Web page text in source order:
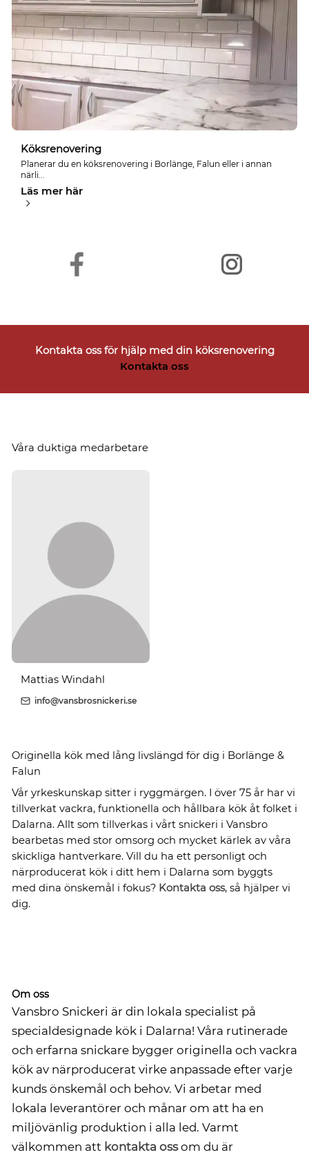
Köksrenovering
Planerar du en köksrenovering i Borlänge, Falun eller i annan
närli...
Läs mer här
Kontakta oss för hjälp med din köksrenovering
Kontakta oss
Våra duktiga medarbetare
Mattias Windahl
info@vansbrosnickeri.se
Originella kök med lång livslängd för dig i Borlänge &
Falun
Vår yrkeskunskap sitter i ryggmärgen. I över 75 år har vi
tillverkat vackra, funktionella och hållbara kök åt folket i
Dalarna. Allt som tillverkas i vårt snickeri i Vansbro
bearbetas med stor omsorg och mycket kärlek av våra
skickliga hantverkare. Vill du ha ett personligt och
närproducerat kök i ditt hem i Dalarna som byggts
med dina önskemål i fokus? Kontakta oss, så hjälper vi
dig.
Om oss
Vansbro Snickeri är din lokala specialist på
specialdesignade kök i Dalarna! Våra rutinerade
och erfarna snickare bygger originella och vackra
kök av närproducerat virke anpassade efter varje
kunds önskemål och behov. Vi arbetar med
lokala leverantörer och månar om att ha en
miljövänlig produktion i alla led. Varmt
välkommen att kontakta ossom du är